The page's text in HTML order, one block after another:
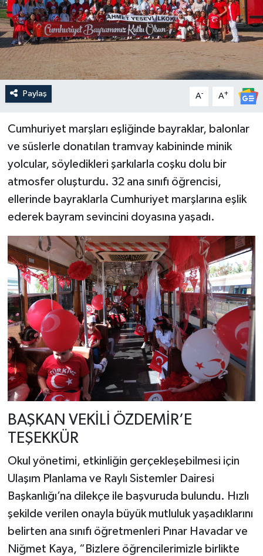
Paylaş A- A+
Cumhuriyet marşları eşliğinde bayraklar, balonlar
ve süslerle donatılan tramvay kabininde minik
yolcular, söyledikleri şarkılarla coşku dolu bir
atmosfer oluşturdu. 32 ana sınıfı öğrencisi,
ellerinde bayraklarla Cumhuriyet marşlarına eşlik
ederek bayram sevincini doyasına yaşadı.
BAŞKAN VEKİLİ ÖZDEMİR’E
TEŞEKKÜR
Okul yönetimi, etkinliğin gerçekleşebilmesi için
Ulaşım Planlama ve Raylı Sistemler Dairesi
Başkanlığı’na dilekçe ile başvuruda bulundu. Hızlı
şekilde verilen onayla büyük mutluluk yaşadıklarını
belirten ana sınıfı öğretmenleri Pınar Havadar ve
Niğmet Kaya, “Bizlere öğrencilerimizle birlikte
Siyaset
Spor